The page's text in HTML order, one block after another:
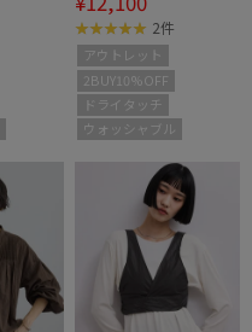
2件
アウトレット
2BUY10%OFF
ドライタッチ
ウォッシャブル